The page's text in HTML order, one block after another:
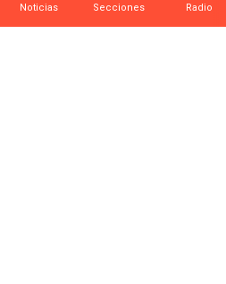
Noticias Secciones Radio